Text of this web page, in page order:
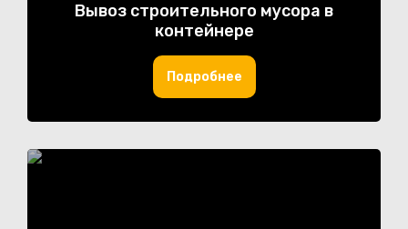
Вывоз строительного мусора в
контейнере
Подробнее